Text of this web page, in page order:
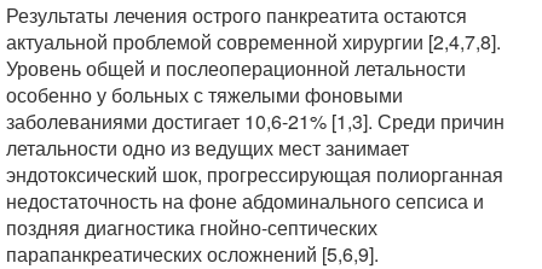
Результаты лечения острого панкреатита остаются
актуальной проблемой современной хирургии [2,4,7,8].
Уровень общей и послеоперационной летальности
особенно у больных с тяжелыми фоновыми
заболеваниями достигает 10,6-21% [1,3]. Среди причин
летальности одно из ведущих мест занимает
эндотоксический шок, прогрессирующая полиорганная
недостаточность на фоне абдоминального сепсиса и
поздняя диагностика гнойно-септических
парапанкреатических осложнений [5,6,9].